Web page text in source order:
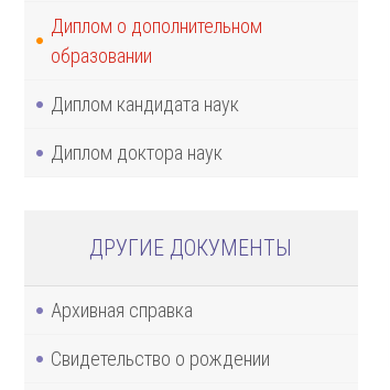
Диплом о дополнительном
образовании
Диплом кандидата наук
Диплом доктора наук
ДРУГИЕ ДОКУМЕНТЫ
Архивная справка
Свидетельство о рождении